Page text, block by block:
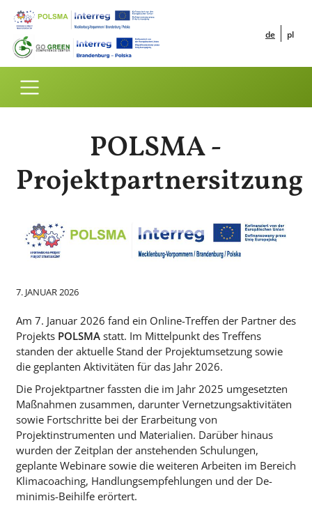
Direkt zum Inhalt
POLSMA -
Projektpartnersitzung
Bild
7. JANUAR 2026
Am 7. Januar 2026 fand ein Online-Treffen der Partner des
Projekts POLSMA statt. Im Mittelpunkt des Treffens
standen der aktuelle Stand der Projektumsetzung sowie
die geplanten Aktivitäten für das Jahr 2026.
Die Projektpartner fassten die im Jahr 2025 umgesetzten
Maßnahmen zusammen, darunter Vernetzungsaktivitäten
sowie Fortschritte bei der Erarbeitung von
Projektinstrumenten und Materialien. Darüber hinaus
wurden der Zeitplan der anstehenden Schulungen,
geplante Webinare sowie die weiteren Arbeiten im Bereich
Klimacoaching, Handlungsempfehlungen und der De-
minimis-Beihilfe erörtert.